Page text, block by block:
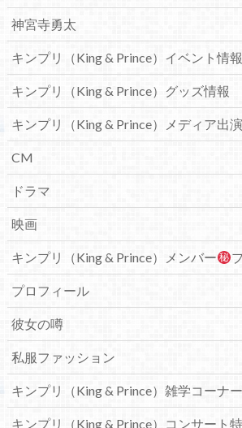
神宮寺勇太
キンプリ（King & Prince）イベント情報
キンプリ（King & Prince）グッズ情報
キンプリ（King & Prince）メディア出
CM
ドラマ
映画
キンプリ（King & Prince）メンバー
プロフィール
彼女の噂
私服ファッション
キンプリ（King & Prince）雑学コーナー
キンプリ（King & Prince）コンサート